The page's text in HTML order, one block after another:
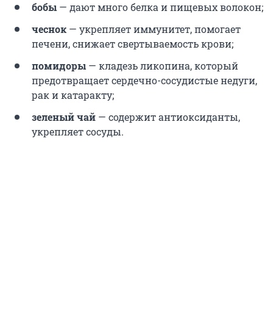
бобы — дают много белка и пищевых волокон;
чеснок — укрепляет иммунитет, помогает
печени, снижает свертываемость крови;
помидоры — кладезь ликопина, который
предотвращает сердечно-сосудистые недуги,
рак и катаракту;
зеленый чай — содержит антиоксиданты,
укрепляет сосуды.